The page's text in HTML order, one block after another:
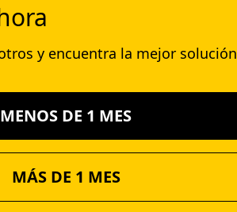
y encuentra la mejor solución
MENOS DE 1 MES
MÁS DE 1 MES